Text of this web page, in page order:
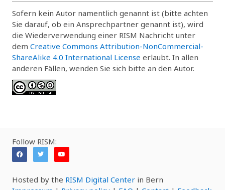
Sofern kein Autor namentlich genannt ist (bitte achten
Sie darauf, ob ein Ansprechpartner genannt ist), wird
die Wiederverwendung einer RISM Nachricht unter
dem Creative Commons Attribution-NonCommercial-
ShareAlike 4.0 International License erlaubt. In allen
anderen Fällen, wenden Sie sich bitte an den Autor.
Follow RISM:
Hosted by the RISM Digital Center in Bern